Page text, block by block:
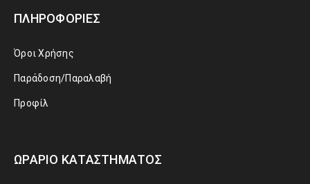
ΠΛΗΡΟΦΟΡΊΕΣ
Όροι Χρήσης
Παράδοση/Παραλαβή
Προφίλ
ΩΡΆΡΙΟ ΚΑΤΑΣΤΉΜΑΤΟΣ